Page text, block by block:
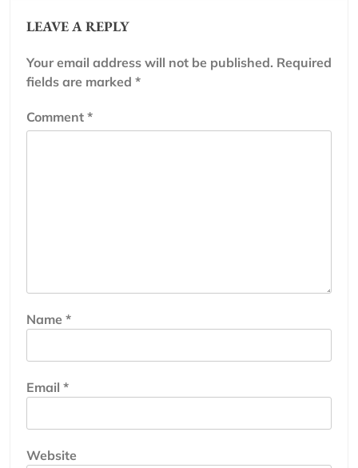
LEAVE A REPLY
Your email address will not be published. Required
fields are marked *
Comment *
Name *
Email *
Website